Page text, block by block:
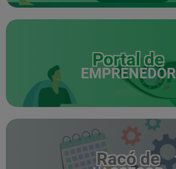
Portal de
EMPRENEDOR
Racó de